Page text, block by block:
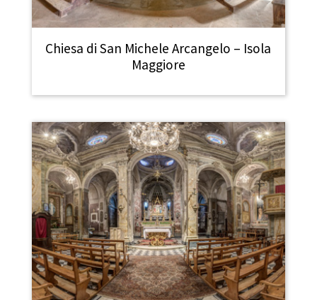
Chiesa di San Michele Arcangelo – Isola
Maggiore